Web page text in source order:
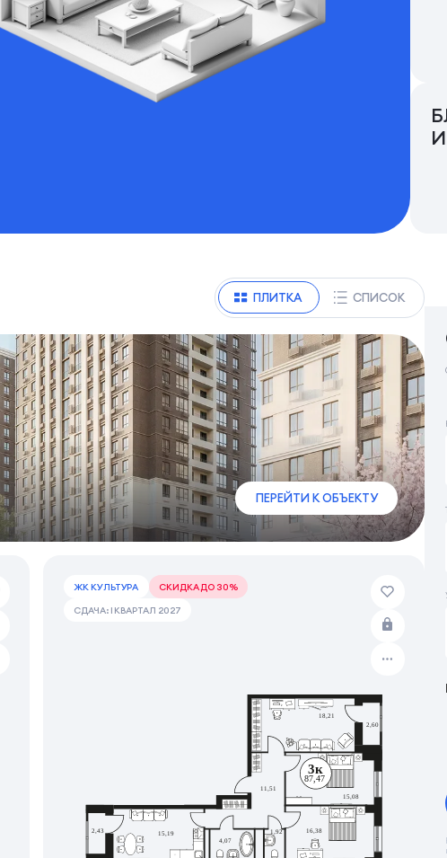
ПЛИТКА СПИСОК
ПЕРЕЙТИ К ОБЪЕКТУ
ЖК КУЛЬТУРА
СКИДКА ДО 30%
СДАЧА: I КВАРТАЛ 2027